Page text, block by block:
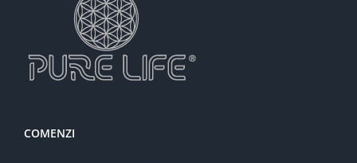
COMENZI